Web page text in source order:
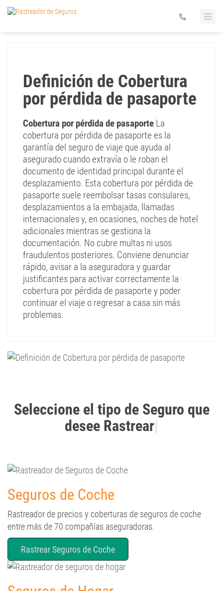
Definición de Cobertura
por pérdida de pasaporte
Cobertura por pérdida de pasaporte La
cobertura por pérdida de pasaporte es la
garantía del seguro de viaje que ayuda al
asegurado cuando extravía o le roban el
documento de identidad principal durante el
desplazamiento. Esta cobertura por pérdida de
pasaporte suele reembolsar tasas consulares,
desplazamientos a la embajada, llamadas
internacionales y, en ocasiones, noches de hotel
adicionales mientras se gestiona la
documentación. No cubre multas ni usos
fraudulentos posteriores. Conviene denunciar
rápido, avisar a la aseguradora y guardar
justificantes para activar correctamente la
cobertura por pérdida de pasaporte y poder
continuar el viaje o regresar a casa sin más
problemas.
Seleccione el tipo de Seguro que
desee Rastrear|
Seguros de Coche
Rastreador de precios y coberturas de seguros de coche
entre más de 70 compañías aseguradoras.
Rastrear Seguros de Coche